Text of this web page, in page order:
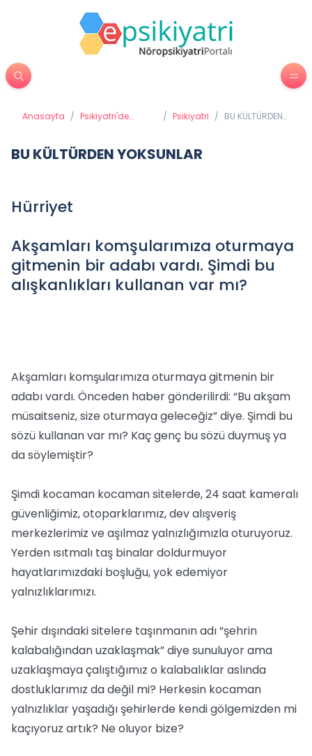
Anasayfa / Psikiyatri'de
/ Psikiyatri / BU KÜLTÜRDEN
BU KÜLTÜRDEN YOKSUNLAR
Hürriyet
Akşamları komşularımıza oturmaya
gitmenin bir adabı vardı. Şimdi bu
alışkanlıkları kullanan var mı?
Akşamları komşularımıza oturmaya gitmenin bir
adabı vardı. Önceden haber gönderilirdi: “Bu akşam
müsaitseniz, size oturmaya geleceğiz” diye. Şimdi bu
sözü kullanan var mı? Kaç genç bu sözü duymuş ya
da söylemiştir?
Şimdi kocaman kocaman sitelerde, 24 saat kameralı
güvenliğimiz, otoparklarımız, dev alışveriş
merkezlerimiz ve aşılmaz yalnızlığımızla oturuyoruz.
Yerden ısıtmalı taş binalar doldurmuyor
hayatlarımızdaki boşluğu, yok edemiyor
yalnızlıklarımızı.
Şehir dışındaki sitelere taşınmanın adı “şehrin
kalabalığından uzaklaşmak” diye sunuluyor ama
uzaklaşmaya çalıştığımız o kalabalıklar aslında
dostluklarımız da değil mi? Herkesin kocaman
yalnızlıklar yaşadığı şehirlerde kendi gölgemizden mi
kaçıyoruz artık? Ne oluyor bize?